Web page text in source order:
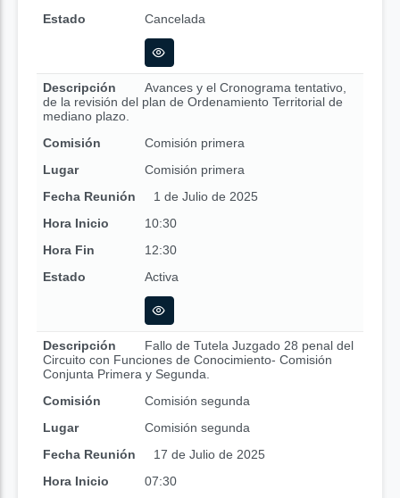
Estado
Cancelada
Descripción
Avances y el Cronograma tentativo,
de la revisión del plan de Ordenamiento Territorial de
mediano plazo.
Comisión
Comisión primera
Lugar
Comisión primera
Fecha Reunión
1 de Julio de 2025
Hora Inicio
10:30
Hora Fin
12:30
Estado
Activa
Descripción
Fallo de Tutela Juzgado 28 penal del
Circuito con Funciones de Conocimiento- Comisión
Conjunta Primera y Segunda.
Comisión
Comisión segunda
Lugar
Comisión segunda
Fecha Reunión
17 de Julio de 2025
Hora Inicio
07:30